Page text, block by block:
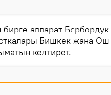
аппарат
Бишкек жана Ош
келтирет.